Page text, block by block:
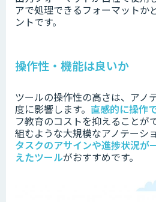
アで処理できるフォーマットか
ントです。
操作性・機能は良いか
ツールの操作性の高さは、アノ
度に影響します。 直感的に操作
フ教育のコストを抑えることが
組むような大規模なアノテーシ
タスクのアサインや進捗状況が
えたツールがおすすめです。